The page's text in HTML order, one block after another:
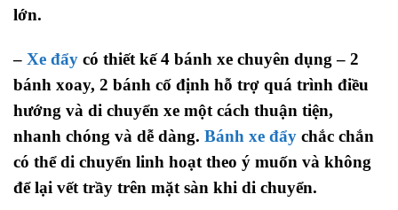
lớn.
– Xe đẩy có thiết kế 4 bánh xe chuyên dụng – 2
bánh xoay, 2 bánh cố định hỗ trợ quá trình điều
hướng và di chuyển xe một cách thuận tiện,
nhanh chóng và dễ dàng. Bánh xe đẩy chắc chắn
có thể di chuyển linh hoạt theo ý muốn và không
để lại vết trầy trên mặt sàn khi di chuyển.